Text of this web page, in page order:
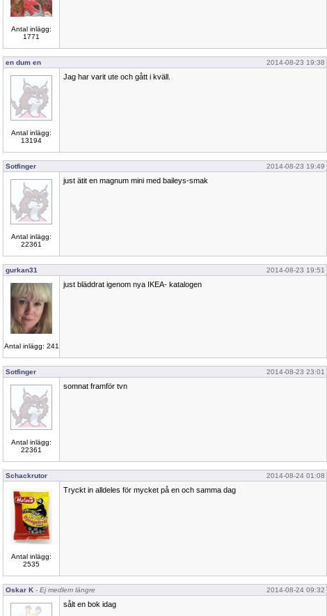
Antal inlägg:
1771
en dum en 2014-08-23 19:38
Antal inlägg:
13194
Jag har varit ute och gått i kväll.
Sotfinger 2014-08-23 19:49
Antal inlägg:
22361
just ätit en magnum mini med baileys-smak
gurkan31 2014-08-23 19:51
Antal inlägg: 241
just bläddrat igenom nya IKEA- katalogen
Sotfinger 2014-08-23 23:01
Antal inlägg:
22361
somnat framför tvn
Schackrutor 2014-08-24 01:08
Antal inlägg:
2535
Tryckt in alldeles för mycket på en och samma dag
Oskar K - Ej medlem längre 2014-08-24 09:32
sålt en bok idag